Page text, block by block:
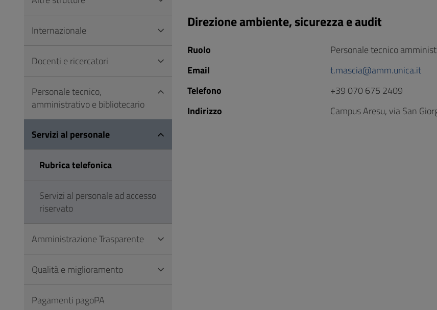
Footer
Direzione ambiente, sicurezza e audit
Ruolo
Personale tecnico
Email
t.mascia@amm.unica.it
Telefono
+39 070 675 2409
Indirizzo
Campus Aresu, via San
Internazionale
Docenti e ricercatori
Personale tecnico,
amministrativo e bibliotecario
Servizi al personale
Rubrica telefonica
Servizi al personale ad accesso
riservato
Amministrazione Trasparente
Qualità e miglioramento
Pagamenti pagoPA